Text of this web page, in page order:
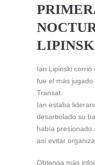
Ian Lipinski corrió
fue el más
Transat.
Ian estaba
desarbolado su
había presionado
así evitar
Obtenga más